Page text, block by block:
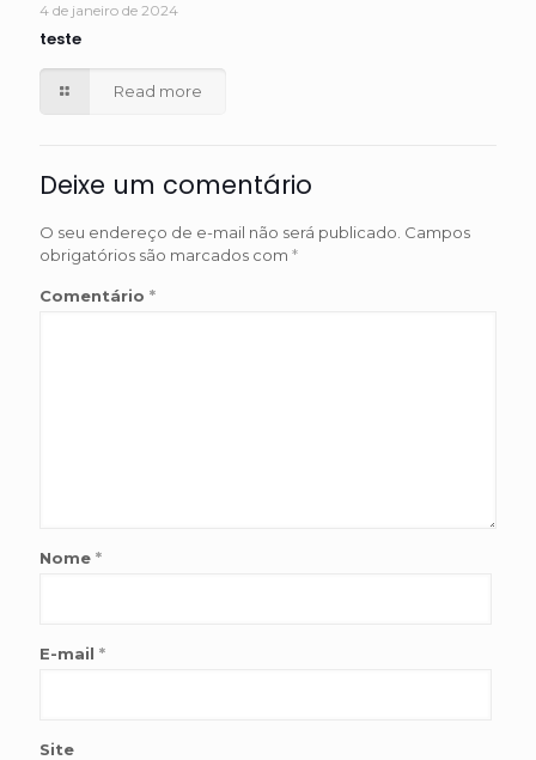
4 de janeiro de 2024
teste
Read more
Deixe um comentário
O seu endereço de e-mail não será publicado. Campos
obrigatórios são marcados com *
Comentário *
Nome *
E-mail *
Site